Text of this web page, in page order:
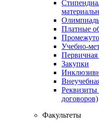
Платные
Учебно-
Первичная
Закупки
Реквизиты
договоров)
Факультеты